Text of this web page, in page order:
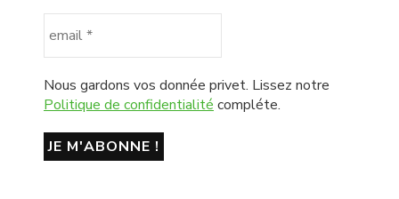
Nous gardons vos donnée privet. Lissez notre
Politique de confidentialité compléte.